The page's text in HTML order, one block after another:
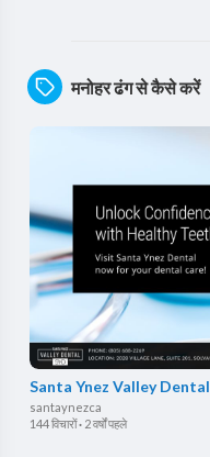
मनोहर ढंग से कैसे करें
Santa Ynez Valley Dental
santaynezca
144 विचारों· 2 वर्षों पहले